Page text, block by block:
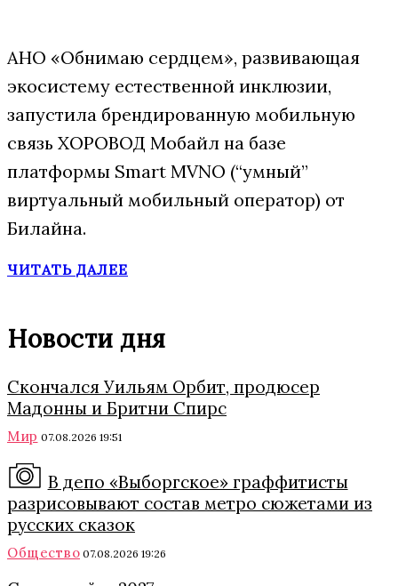
АНО «Обнимаю сердцем», развивающая
экосистему естественной инклюзии,
запустила брендированную мобильную
связь ХОРОВОД Мобайл на базе
платформы Smart MVNO (“умный”
виртуальный мобильный оператор) от
Билайна.
ЧИТАТЬ ДАЛЕЕ
Новости дня
Скончался Уильям Орбит, продюсер
Мадонны и Бритни Спирс
Мир 07.08.2026 19:51
В депо «Выборгское» граффитисты
разрисовывают состав метро сюжетами из
русских сказок
Общество 07.08.2026 19:26